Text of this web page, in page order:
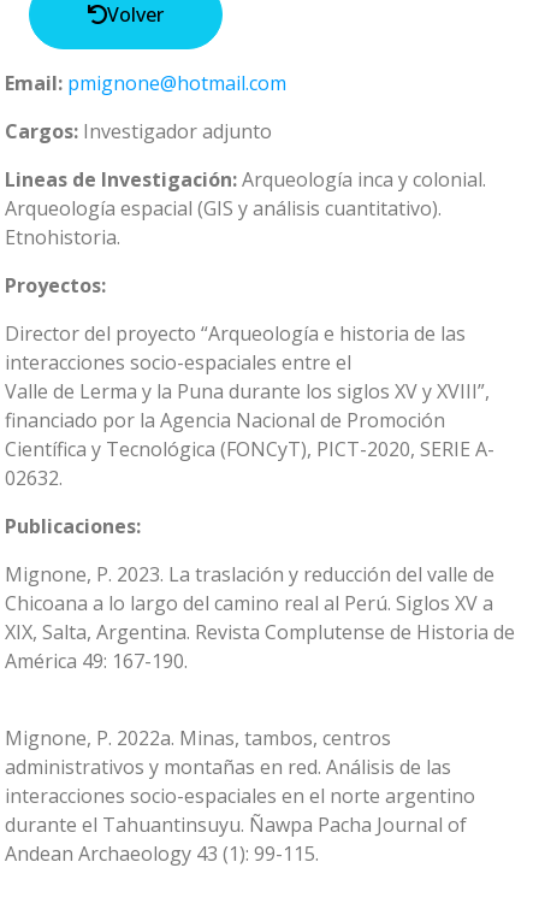
Volver
Email: pmignone@hotmail.com
Cargos: Investigador adjunto
Lineas de Investigación:Arqueología inca y colonial.
Arqueología espacial (GIS y análisis cuantitativo).
Etnohistoria.
Proyectos:
Director del proyecto “Arqueología e historia de las
interacciones socio-espaciales entre el
Valle de Lerma y la Puna durante los siglos XV y XVIII”,
financiado por la Agencia Nacional de Promoción
Científica y Tecnológica (FONCyT), PICT-2020, SERIE A-
02632.
Publicaciones:
Mignone, P. 2023. La traslación y reducción del valle de
Chicoana a lo largo del camino real al Perú. Siglos XV a
XIX, Salta, Argentina. Revista Complutense de Historia de
América 49: 167-190.
Mignone, P. 2022a. Minas, tambos, centros
administrativos y montañas en red. Análisis de las
interacciones socio-espaciales en el norte argentino
durante el Tahuantinsuyu. Ñawpa Pacha Journal of
Andean Archaeology 43 (1): 99-115.